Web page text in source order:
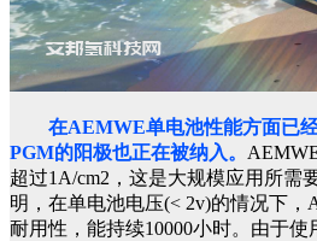
在AEMWE单电池性能方面已
PGM的阳极也正在被纳入。
超过1A/cm2，这是大规模应用所需
明，在单电池电压(< 2v)的情况下，
耐用性，能持续10000小时。由于